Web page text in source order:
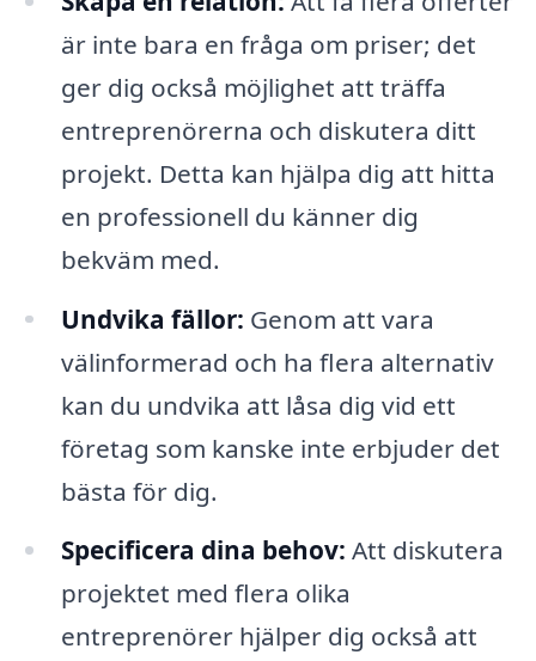
är inte bara en fråga om priser; det
ger dig också möjlighet att träffa
entreprenörerna och diskutera ditt
projekt. Detta kan hjälpa dig att hitta
en professionell du känner dig
bekväm med.
Undvika fällor: Genom att vara
välinformerad och ha flera alternativ
kan du undvika att låsa dig vid ett
företag som kanske inte erbjuder det
bästa för dig.
Specificera dina behov: Att diskutera
projektet med flera olika
entreprenörer hjälper dig också att